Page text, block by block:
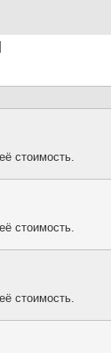
стоимость.
стоимость.
стоимость.